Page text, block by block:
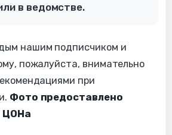
в ведомстве.
нашим подписчиком и
пожалуйста, внимательно
при
Фото предоставлено
ЦОНа